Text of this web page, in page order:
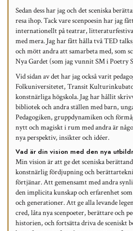
Sedan dess har jag och det sceniska
resa ihop. Tack vare scenpoesin har jag
internationellt på teatrar,
med mera. Jag har fått hålla två TED
och mött andra att samarbeta med, som
Nya Gardet (som jag vunnit SM i Poetry
Vid sidan av det har jag också varit
Folkuniversitetet, Transit
konstnärliga högskola. Jag har hållit
bibliotek och andra ställen med barn,
Pedagogiken, gruppdynamiken och
nytt och magiskt i rum med andra är
nya perspektiv, insikter och idéer.
Vad är din vision med den nya
Min vision är att ge det sceniska
konstnärlig fördjupning och
förtjänar. Att gemensamt med andra
den implicita kunskap och erfarenhet
och generationer. Att ge alla levande
cred, låta nya scenpoeter, berättare och
historien, och fortsätta driva de sceniskt